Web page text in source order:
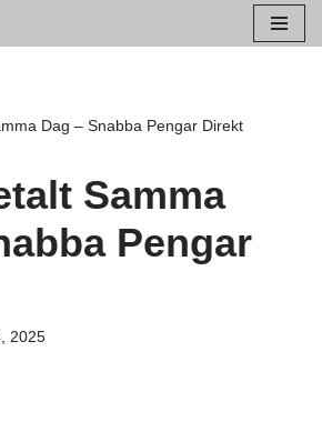
Dag – Snabba Pengar Direkt
Samma
Pengar
2025